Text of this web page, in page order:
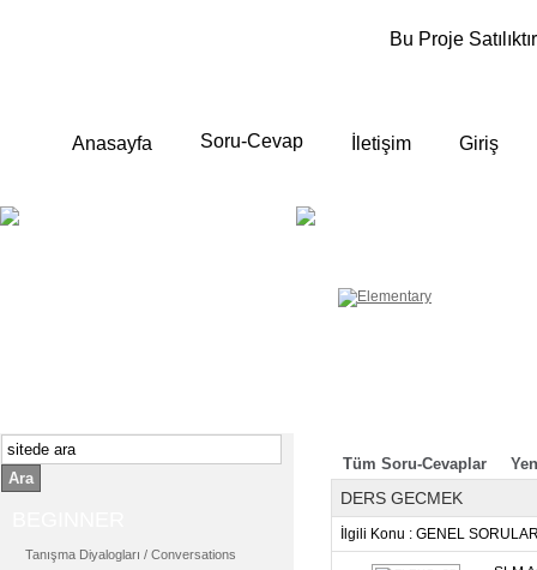
Bu Proje
Anasayfa Soru-Cevap İletişim Giriş
Ara
Tanışma Diyalogları / Conversations
Tüm Soru-Cevaplar
DERS GECMEK
İlgili Konu : GENEL